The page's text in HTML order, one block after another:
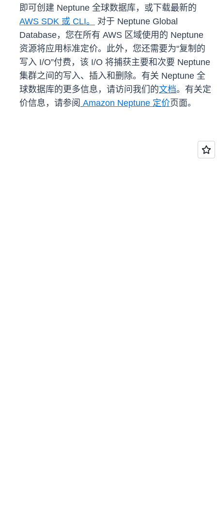
即可创建 Neptune 全球数据库，或下载最新的
AWS SDK 或 CLI。
对于 Neptune Global
Database，您在所有 AWS 区域使用的 Neptune
资源将应用标准定价。此外，您还需要为“复制的
写入 I/O”付费，该 I/O 将捕获主要和次要 Neptune
集群之间的写入、插入和删除。有关 Neptune 全
球数据库的更多信息，请访问我们的文档。有关定
价信息，请参阅 Amazon Neptune 定价页面。